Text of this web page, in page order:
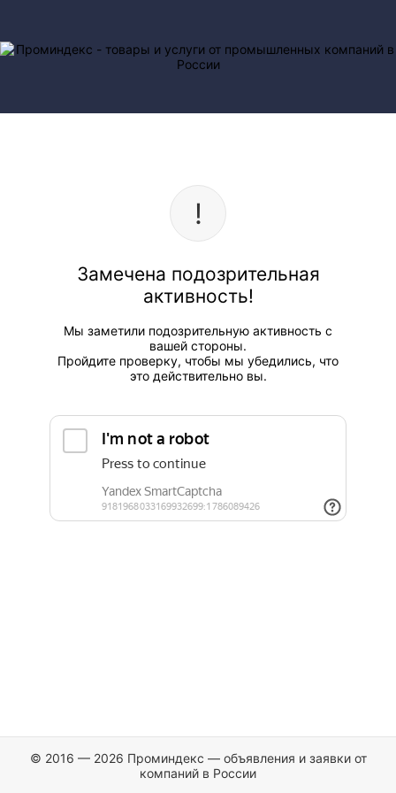
Замечена подозрительная
активность!
Мы заметили подозрительную активность с
вашей стороны.
Пройдите проверку, чтобы мы убедились, что
это действительно вы.
© 2016 — 2026 Проминдекс — объявления и заявки от
компаний в России